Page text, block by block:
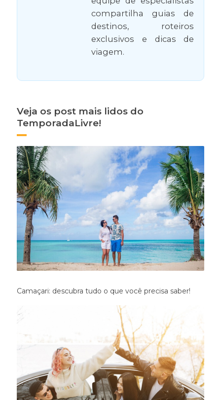
compartilha guias de
destinos, roteiros
exclusivos e dicas de
viagem.
Veja os post mais lidos do
TemporadaLivre!
Camaçari: descubra tudo o que você precisa saber!